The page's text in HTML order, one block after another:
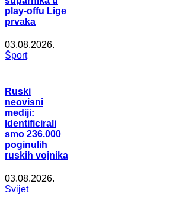
play-offu Lige
prvaka
03.08.2026.
Šport
Ruski
neovisni
mediji:
Identificirali
smo 236.000
poginulih
ruskih vojnika
03.08.2026.
Svijet